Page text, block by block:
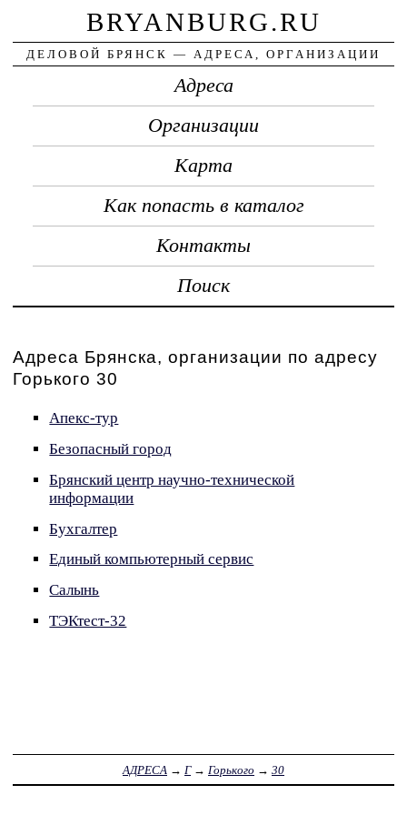
BRYANBURG.RU
ДЕЛОВОЙ БРЯНСК — АДРЕСА, ОРГАНИЗАЦИИ
Адреса
Организации
Карта
Как попасть в каталог
Контакты
Поиск
Адреса Брянска, организации по адресу
Горького 30
Апекс-тур
Безопасный город
Брянский центр научно-технической
информации
Бухгалтер
Единый компьютерный сервис
Салынь
ТЭКтест-32
АДРЕСА → Г→ Горького → 30